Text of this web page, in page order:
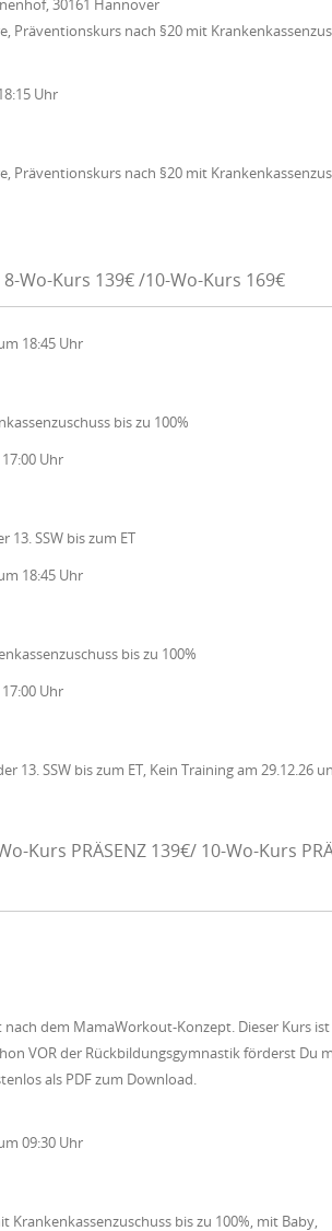
30161 Hannover
Präventionskurs nach §20 mit
Uhr
Präventionskurs nach §20 mit
Wo-Kurs 139€ /10-Wo-Kurs 169€
18:45 Uhr
bis zu 100%
17:00 Uhr
SSW bis zum ET
18:45 Uhr
bis zu 100%
17:00 Uhr
SSW bis zum ET, Kein Training am 29.12.26
Kurs PRÄSENZ 139€/ 10-Wo-Kurs
dem MamaWorkout-Konzept. Dieser Kurs
VOR der Rückbildungsgymnastik förderst Du
als PDF zum Download.
09:30 Uhr
bis zu 100%, mit Baby,